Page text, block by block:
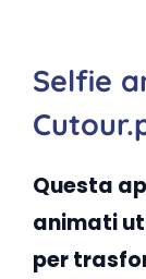
Selfie
Questa
animati
per